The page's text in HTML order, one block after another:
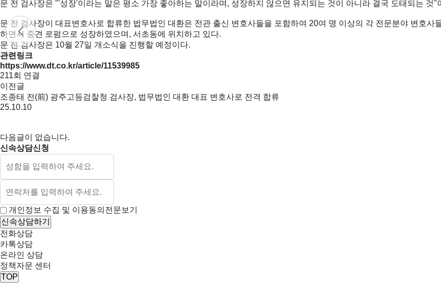
문 전 검사장은 "'성장'이라는 말은 평소 가장 좋아하는 말이라며, 성장하지 않으면 유지되는 것이 아니라 결국 도태되는 것"
문 전 검사장이 대표변호사로 합류한 법무법인 대환은 전관 출신 변호사들을 포함하여 20여 명 이상의 각 전문분야 변호
하면서 중견 로펌으로 성장하였으며, 서초동에 위치하고 있다.
문 전 검사장은 10월 27일 개소식을 진행할 예정이다.
관련링크
https://www.dt.co.kr/article/11539985
211회 연결
이전글
조종태 전(前) 광주고등검찰청 검사장, 법무법인 대환 대표 변호사로 전격 합류
25.10.10
다음글이 없습니다.
신속상담신청
개인정보 수집 및 이용동의 전문보기
신속상담하기
전화상담
카톡상담
온라인 상담
정책자문 센터
TOP